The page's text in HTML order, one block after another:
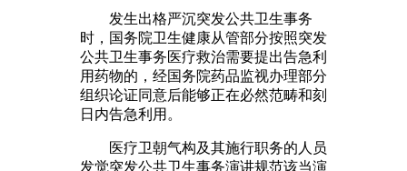
发生出格严沉突发公共卫生事务
时，国务院卫生健康从管部分按照突发
公共卫生事务医疗救治需要提出告急利
用药物的，经国务院药品监视办理部分
组织论证同意后能够正在必然范畴和刻
日内告急利用。
医疗卫朝气构及其施行职务的人员
发觉突发公共卫生事务演讲规范该当演